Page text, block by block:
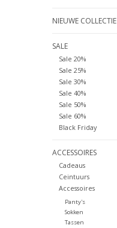
NIEUWE COLLECTIE
SALE
Sale 20%
Sale 25%
Sale 30%
Sale 40%
Sale 50%
Sale 60%
Black Friday
ACCESSOIRES
Cadeaus
Ceintuurs
Accessoires
Panty's
Sokken
Tassen